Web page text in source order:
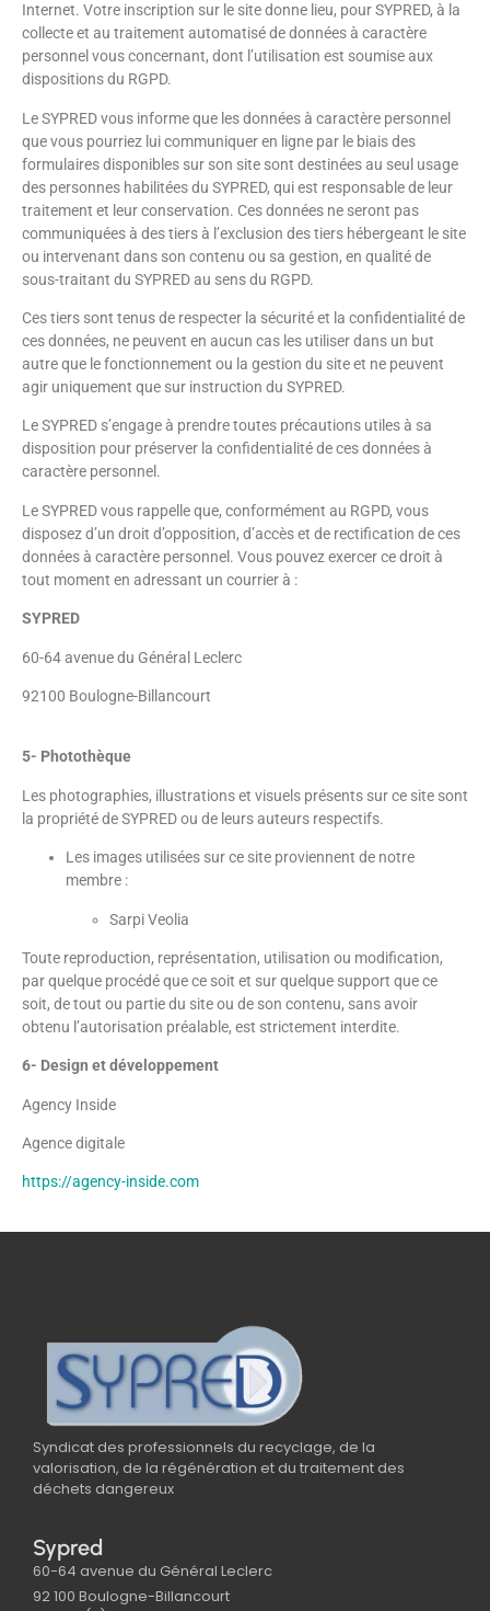
Internet. Votre inscription sur le site donne lieu, pour SYPRED, à la
collecte et au traitement automatisé de données à caractère
personnel vous concernant, dont l’utilisation est soumise aux
dispositions du RGPD.
Le SYPRED vous informe que les données à caractère personnel
que vous pourriez lui communiquer en ligne par le biais des
formulaires disponibles sur son site sont destinées au seul usage
des personnes habilitées du SYPRED, qui est responsable de leur
traitement et leur conservation. Ces données ne seront pas
communiquées à des tiers à l’exclusion des tiers hébergeant le site
ou intervenant dans son contenu ou sa gestion, en qualité de
sous-traitant du SYPRED au sens du RGPD.
Ces tiers sont tenus de respecter la sécurité et la confidentialité de
ces données, ne peuvent en aucun cas les utiliser dans un but
autre que le fonctionnement ou la gestion du site et ne peuvent
agir uniquement que sur instruction du SYPRED.
Le SYPRED s’engage à prendre toutes précautions utiles à sa
disposition pour préserver la confidentialité de ces données à
caractère personnel.
Le SYPRED vous rappelle que, conformément au RGPD, vous
disposez d’un droit d’opposition, d’accès et de rectification de ces
données à caractère personnel. Vous pouvez exercer ce droit à
tout moment en adressant un courrier à :
SYPRED
60-64 avenue du Général Leclerc
92100 Boulogne-Billancourt
5- Photothèque
Les photographies, illustrations et visuels présents sur ce site sont
la propriété de SYPRED ou de leurs auteurs respectifs.
Les images utilisées sur ce site proviennent de notre
membre :
Sarpi Veolia
Toute reproduction, représentation, utilisation ou modification,
par quelque procédé que ce soit et sur quelque support que ce
soit, de tout ou partie du site ou de son contenu, sans avoir
obtenu l’autorisation préalable, est strictement interdite.
6- Design et développement
Agency Inside
Agence digitale
https://agency-inside.com
Syndicat des professionnels du recyclage, de la
valorisation, de la régénération et du traitement des
déchets dangereux
Sypred
60-64 avenue du Général Leclerc
92 100 Boulogne-Billancourt